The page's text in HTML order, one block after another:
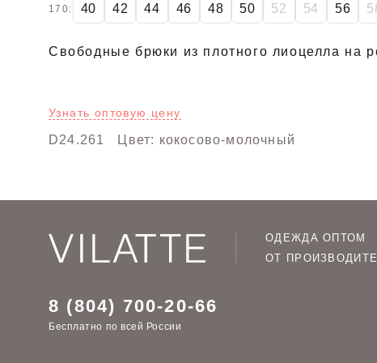
170: 40 42 44 46 48 50 52 54 56
Свободные брюки из плотного лиоцелла на
Узнать оптовую цену
D24.261 Цвет: кокосово-молочный
ОДЕЖДА ОПТОМ
ОТ
8 (804) 700-20-66
Бесплатно по всей России